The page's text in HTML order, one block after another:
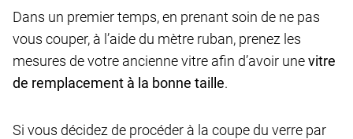
Dans un premier temps, en prenant soin de ne pas
vous couper, à l’aide du mètre ruban, prenez les
mesures de votre ancienne vitre afin d’avoir unevitre
de remplacement à la bonne taille.
Si vous décidez de procéder à la coupe du verre par